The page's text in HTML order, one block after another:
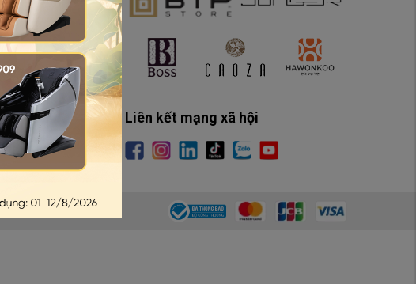
Liên kết mạng xã hội